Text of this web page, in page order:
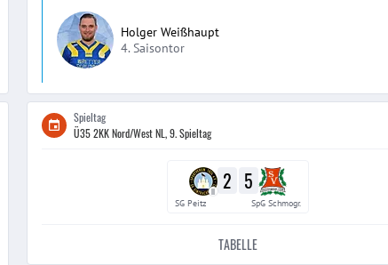
Holger Weißhaupt
4. Saisontor
Spieltag
Ü35 2KK Nord/West NL, 9. Spieltag
II 2 5
SG Peitz SpG Schmogr.
TABELLE